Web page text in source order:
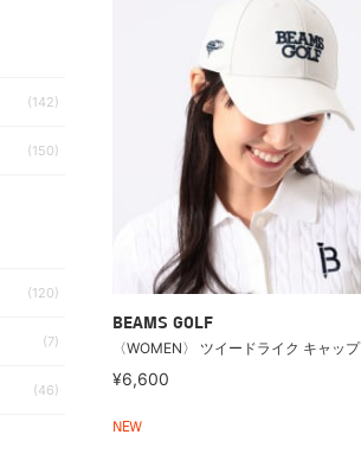
(142)
(150)
(120)
(7)
(46)
BEAMS GOLF
〈WOMEN〉 ツイードライク キャップ
¥6,600
NEW